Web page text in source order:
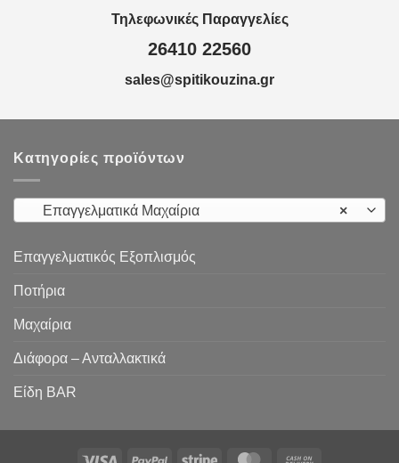
Τηλεφωνικές Παραγγελίες
26410 22560
sales@spitikouzina.gr
Κατηγορίες προϊόντων
×
Επαγγελματικά Μαχαίρια
Επαγγελματικός Εξοπλισμός
Ποτήρια
Μαχαίρια
Διάφορα – Ανταλλακτικά
Είδη ΒAR
Visa PayPal Stripe MasterCard